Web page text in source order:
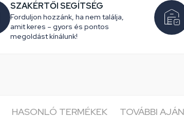
SZAKÉRTŐI SEGÍTSÉG
Forduljon hozzánk, ha nem találja,
amit keres – gyors és pontos
megoldást kínálunk!
HASONLÓ TERMÉKEK TOVÁBBI